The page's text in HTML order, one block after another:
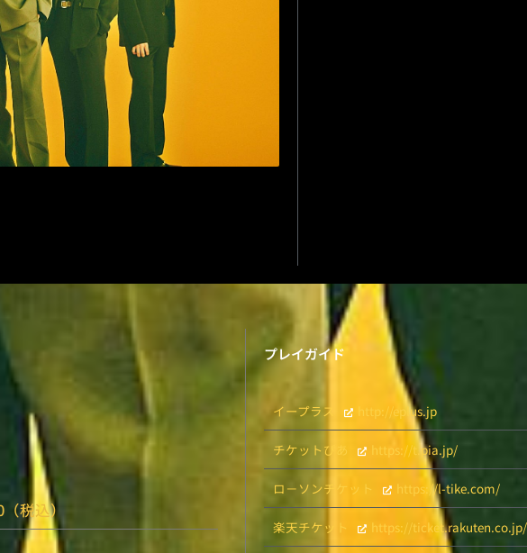
税込）
プレイガイド
イープラス http://eplus.jp
チケットぴあ https://t.pia.jp/
ロ－ソンチケット https://l-tike.com/
楽天チケット https://ticket.rakuten.co.jp/